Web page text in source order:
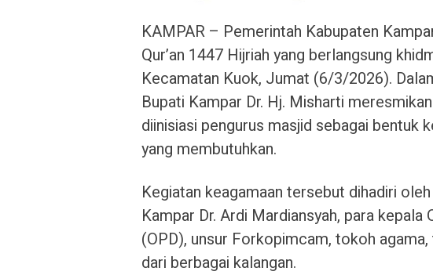
KAMPAR – Pemerintah Kabupaten
Qur’an 1447 Hijriah yang berlangsung
Kecamatan Kuok, Jumat (6/3/2026).
Bupati Kampar Dr. Hj. Misharti
diinisiasi pengurus masjid sebagai bentuk
yang membutuhkan.
Kegiatan keagamaan tersebut dihadiri
Kampar Dr. Ardi Mardiansyah, para kepala
(OPD), unsur Forkopimcam, tokoh
dari berbagai kalangan.